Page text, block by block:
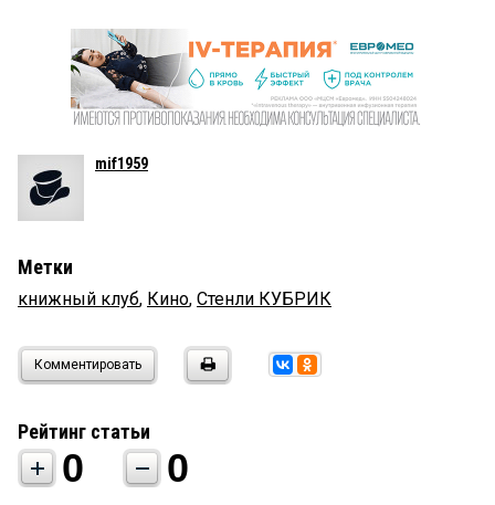
mif1959
Метки
книжный клуб, Кино, Стенли КУБРИК
Комментировать
Рейтинг статьи
0 0